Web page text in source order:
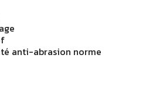
anti-abrasion norme
pour ajouter un produit.